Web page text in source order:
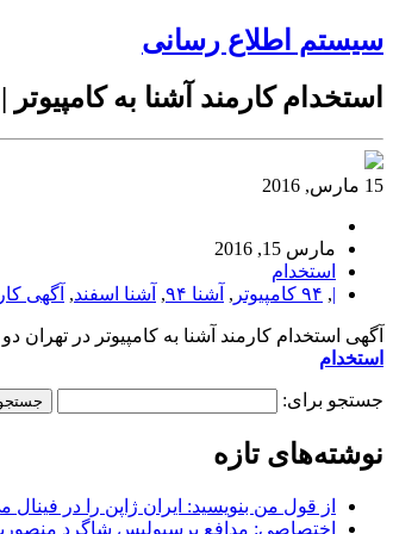
سیستم اطلاع رسانی
استخدام کارمند آشنا به کامپیوتر |
15 مارس, 2016
مارس 15, 2016
استخدام
|
, ۹۴ کامپیوتر , آشنا ۹۴ , آشنا اسفند, آگهی کار
آگهی استخدام کارمند آشنا به کامپیوتر در تهران دو نفر
استخدام
جستجو برای:
نوشته‌های تازه
از قول من بنویسید: ایران ژاپن را در فینال
اختصاصی: مدافع پرسپولیس شاگرد